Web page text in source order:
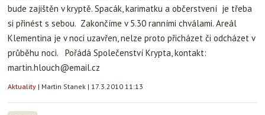
bude zajištěn v kryptě. Spacák, karimatku a občerstvení je třeba
si přinést s sebou. Zakončíme v 5.30 ranními chválami. Areál
Klementina je v noci uzavřen, nelze proto přicházet či odcházet v
průběhu noci. Pořádá Společenství Krypta, kontakt:
martin.hlouch@email.cz
Aktuality | Martin Stanek | 17.3.2010 11:13